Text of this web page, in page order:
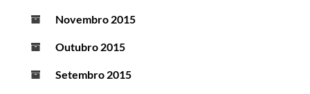
Novembro 2015
Outubro 2015
Setembro 2015